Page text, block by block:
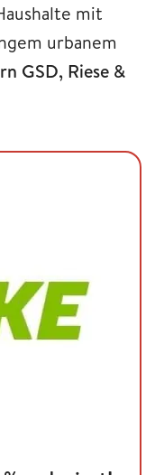
mit
urbanem
GSD, Riese &